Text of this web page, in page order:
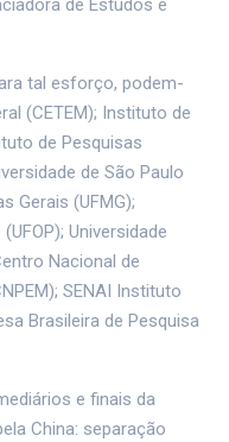
de Estudos e
tal esforço, podem-
(CETEM); Instituto de
de Pesquisas
de São Paulo
Gerais (UFMG);
Universidade
Nacional de
SENAI Instituto
Brasileira de Pesquisa
e finais da
China: separação